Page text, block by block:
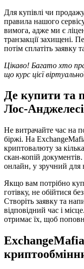
Для купівлі чи
правила нашого
вимога, адже ми є
транзакції захищені.
потім сплатіть заявку
Цікаво! Багато хто
що курс цієї
Де купити та
Лос-Анджелесі
Не витрачайте час на
біржі. На
криптовалюту за
скан-копій
онлайн, у зручний для
Якщо вам потрібно
готівку, не обійтися
Створіть заявку та
відповідний час і
отримає їх, щоб